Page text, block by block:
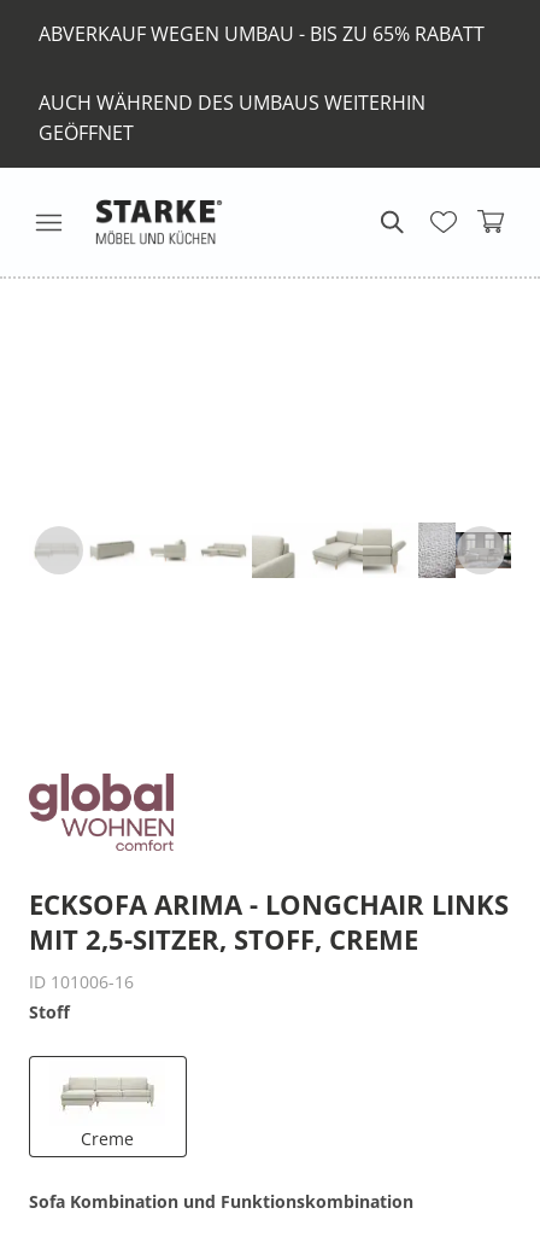
ABVERKAUF WEGEN UMBAU - BIS ZU 65% RABATT
AUCH WÄHREND DES UMBAUS WEITERHIN
GEÖFFNET
ECKSOFA ARIMA - LONGCHAIR LINKS
MIT 2,5-SITZER, STOFF, CREME
ID 101006-16
Stoff
Creme
Sofa Kombination und Funktionskombination